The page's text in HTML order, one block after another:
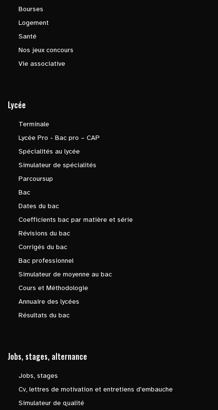
Bourses
Logement
Santé
Nos jeux concours
Vie associative
Lycée
Terminale
Lycée Pro - Bac pro – CAP
Spécialités au lycée
Simulateur de spécialités
Parcoursup
Bac
Dates du bac
Coefficients bac par matière et série
Révisions du bac
Corrigés du bac
Bac professionnel
Simulateur de moyenne au bac
Cours et Méthodologie
Annuaire des lycées
Résultats du bac
Jobs, stages, alternance
Jobs, stages
Cv, lettres de motivation et entretiens d'embauche
Simulateur de qualité